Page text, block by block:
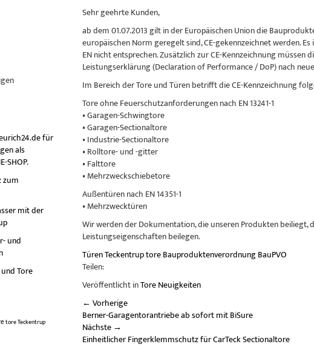
Sehr geehrte Kunden,
ab dem 01.07.2013 gilt in der Europäischen Union die
europäischen Norm geregelt sind, CE-gekennzeichnet werden.
EN nicht entsprechen. Zusätzlich zur CE-Kennzeichnung
Leistungserklärung (Declaration of Performance / DoP) nach
Im Bereich der Tore und Türen betrifft die CE-Kennzeichnung
Tore ohne Feuerschutzanforderungen nach EN 13241-1
• Garagen-Schwingtore
• Garagen-Sectionaltore
• Industrie-Sectionaltore
• Rolltore- und -gitter
• Falttore
• Mehrzweckschiebetore
Außentüren nach EN 14351-1
• Mehrzwecktüren
Wir werden der Dokumentation, die unseren Produkten
Leistungseigenschaften beilegen.
TürenTeckentruptoreBauproduktenverordnungBauPVO
Teilen:
Veröffentlicht inTore Neuigkeiten
← Vorherige
Berner-Garagentorantriebe ab sofort mit BiSure
Nächste →
Einheitlicher Fingerklemmschutz für CarTeck Sectionaltore
für
als
SHOP.
zum
mit der
und
Tore
toreTeckentrup